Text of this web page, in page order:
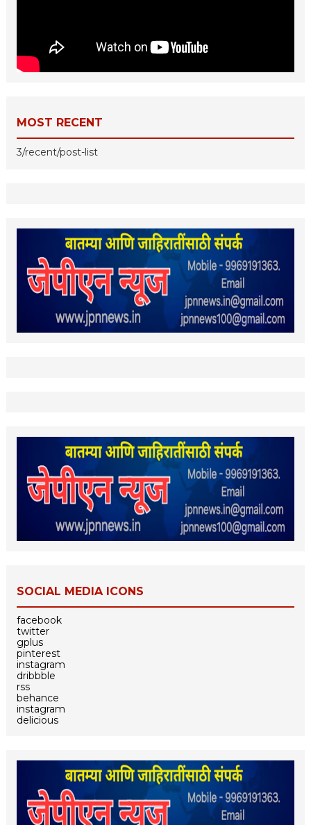
MOST RECENT
3/recent/post-list
SOCIAL MEDIA ICONS
facebook
twitter
gplus
pinterest
instagram
dribbble
rss
behance
instagram
delicious